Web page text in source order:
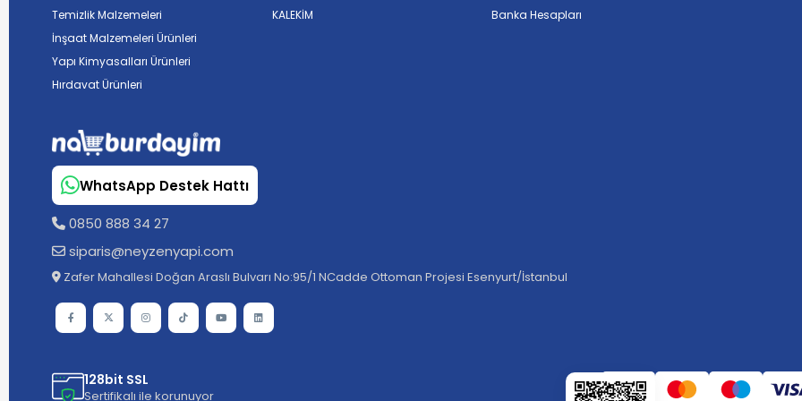
Temizlik Malzemeleri
İnşaat Malzemeleri Ürünleri
Yapı Kimyasalları Ürünleri
Hırdavat Ürünleri
KALEKİM Banka Hesapları
WhatsApp Destek Hattı
0850 888 34 27
siparis@neyzenyapi.com
Zafer Mahallesi Doğan Araslı Bulvarı No:95/1 NCadde Ottoman Projesi Esenyurt/İstanbul
128bit SSL
Sertifikalı ile korunuyor